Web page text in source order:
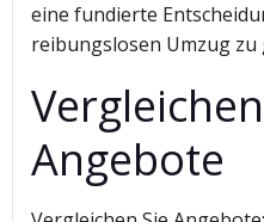
eine fundierte
reibungslosen Umzug zu
Angebote